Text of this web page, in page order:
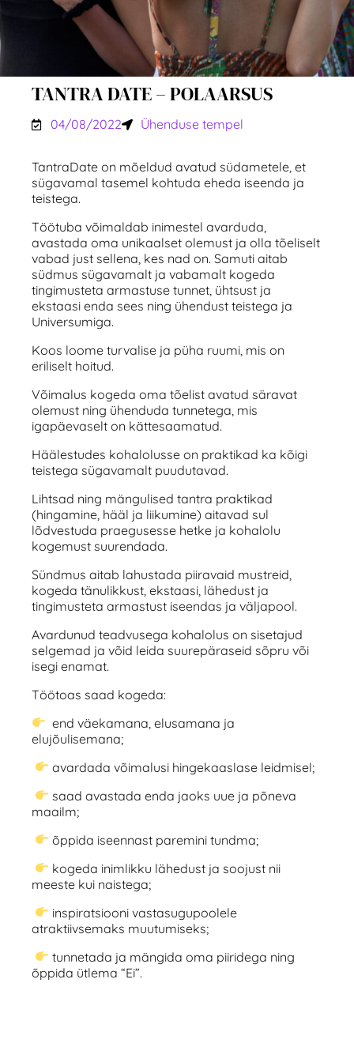
TANTRA DATE – POLAARSUS
04/08/2022 Ühenduse tempel
TantraDate on mõeldud avatud südametele, et
sügavamal tasemel kohtuda eheda iseenda ja
teistega.
Töötuba võimaldab inimestel avarduda,
avastada oma unikaalset olemust ja olla tõeliselt
vabad just sellena, kes nad on. Samuti aitab
südmus sügavamalt ja vabamalt kogeda
tingimusteta armastuse tunnet, ühtsust ja
ekstaasi enda sees ning ühendust teistega ja
Universumiga.
Koos loome turvalise ja püha ruumi, mis on
eriliselt hoitud.
Võimalus kogeda oma tõelist avatud säravat
olemust ning ühenduda tunnetega, mis
igapäevaselt on kättesaamatud.
Häälestudes kohalolusse on praktikad ka kõigi
teistega sügavamalt puudutavad.
Lihtsad ning mängulised tantra praktikad
(hingamine, hääl ja liikumine) aitavad sul
lõdvestuda praegusesse hetke ja kohalolu
kogemust suurendada.
Sündmus aitab lahustada piiravaid mustreid,
kogeda tänulikkust, ekstaasi, lähedust ja
tingimusteta armastust iseendas ja väljapool.
Avardunud teadvusega kohalolus on sisetajud
selgemad ja võid leida suurepäraseid sõpru või
isegi enamat.
Töötoas saad kogeda:
end väekamana, elusamana ja
elujõulisemana;
avardada võimalusi hingekaaslase leidmisel;
saad avastada enda jaoks uue ja põneva
maailm;
õppida iseennast paremini tundma;
kogeda inimlikku lähedust ja soojust nii
meeste kui naistega;
inspiratsiooni vastasugupoolele
atraktiivsemaks muutumiseks;
tunnetada ja mängida oma piiridega ning
õppida ütlema “Ei”.